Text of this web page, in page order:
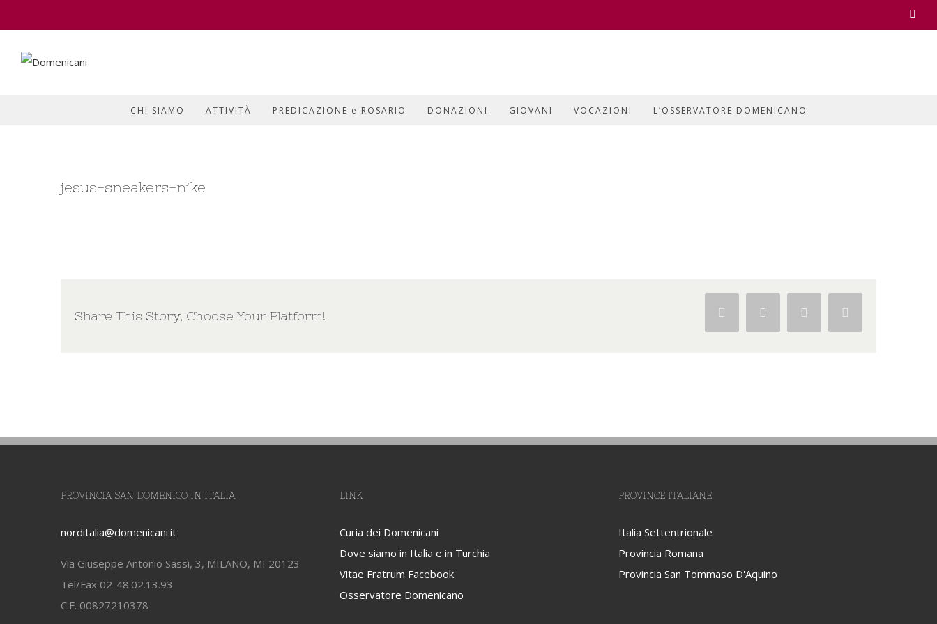
CHI SIAMO ATTIVITÀ PREDICAZIONE e ROSARIO DONAZIONI GIOVANI VOCAZIONI L’OSSERVATORE DOMENICANO
jesus-sneakers-nike
Share This Story, Choose Your Platform! Facebook Twitter Google+
PROVINCIA SAN DOMENICO IN ITALIA
norditalia@domenicani.it
Via Giuseppe Antonio Sassi, 3, MILANO, MI 20123
Tel/Fax 02-48.02.13.93
C.F. 00827210378
LINK
Curia dei Domenicani
Dove siamo in Italia e in Turchia
Vitae Fratrum Facebook
Osservatore Domenicano
PROVINCE ITALIANE
Italia Settentrionale
Provincia Romana
Provincia San Tommaso D'Aquino